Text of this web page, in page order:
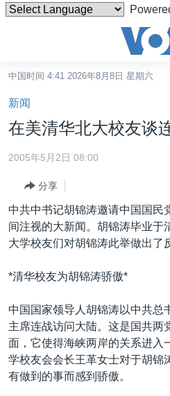
碍
链
接
转
跳
导
到
检
港澳
国际
最新国际新闻
欧洲
非洲
美洲
分类新闻
科教·文娱·体健
军事
劳工
白宫要闻
国会报道
美中关系
VOA视频
VOA今日焦点
中文广播
中国时间 4:41 2026年8月8日 星期六
新闻
在美清华北大校友谈
2005年5月2日 08:00
分享
中共中书记胡锦涛邀请中国国民
间注视的大新闻。胡锦涛毕业于
大学校友们对胡锦涛此举做出了
*清华校友为胡锦涛骄傲*
中国国家领导人胡锦涛以中共总
主席连战访问大陆。这是国共两
面，它使得海峡两岸的关系进入
学校友会会长王革女士对于胡锦
有做到的事而感到骄傲。